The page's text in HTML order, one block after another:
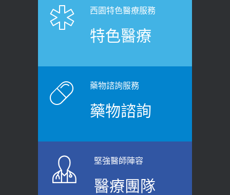
西園特色醫療服務
特色醫療
藥物諮詢服務
藥物諮詢
堅強醫師陣容
醫療團隊